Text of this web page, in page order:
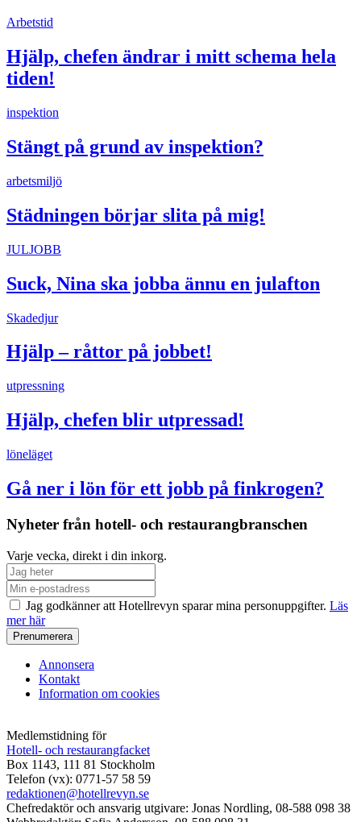
Arbetstid
Hjälp, chefen ändrar i mitt schema hela
tiden!
inspektion
Stängt på grund av inspektion?
arbetsmiljö
Städningen börjar slita på mig!
JULJOBB
Suck, Nina ska jobba ännu en julafton
Skadedjur
Hjälp – råttor på jobbet!
utpressning
Hjälp, chefen blir utpressad!
löneläget
Gå ner i lön för ett jobb på finkrogen?
Nyheter från hotell- och restaurangbranschen
Varje vecka, direkt i din inkorg.
Jag godkänner att Hotellrevyn sparar mina personuppgifter. Läs
mer här
Annonsera
Kontakt
Information om cookies
Medlemstidning för
Hotell- och restaurangfacket
Box 1143, 111 81 Stockholm
Telefon (vx): 0771-57 58 59
redaktionen@hotellrevyn.se
Chefredaktör och ansvarig utgivare: Jonas Nordling, 08-588 098 38